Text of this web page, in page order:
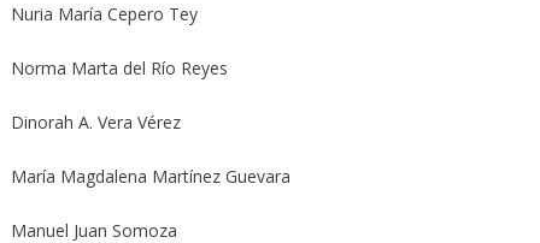
Nuria María Cepero Tey
Norma Marta del Río Reyes
Dinorah A. Vera Vérez
María Magdalena Martínez Guevara
Manuel Juan Somoza